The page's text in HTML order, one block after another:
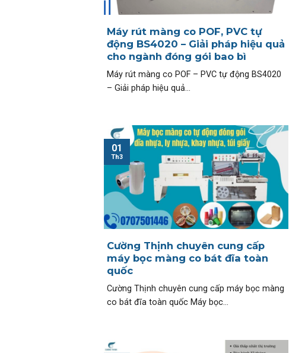
Máy rút màng co POF, PVC tự
động BS4020 – Giải pháp hiệu quả
cho ngành đóng gói bao bì
Máy rút màng co POF – PVC tự động BS4020
– Giải pháp hiệu quả...
Cường Thịnh chuyên cung cấp
máy bọc màng co bát đĩa toàn
quốc
Cường Thịnh chuyên cung cấp máy bọc màng
co bát đĩa toàn quốc Máy bọc...
01
Th3